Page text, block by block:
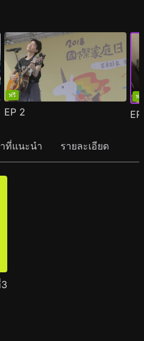
ฟรี
EP 2
ฟรี
ที่แนะนำ รายละเอียด